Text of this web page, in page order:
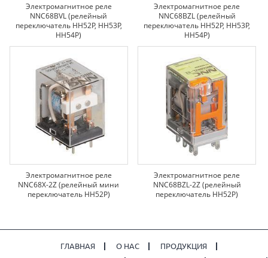
Электромагнитное реле
NNC68BVL (релейный
переключатель HH52P, HH53P,
HH54P)
Электромагнитное реле
NNC68BZL (релейный
переключатель HH52P, HH53P,
HH54P)
Электромагнитное реле
NNC68X-2Z (релейный мини
переключатель HH52P)
Электромагнитное реле
NNC68BZL-2Z (релейный
переключатель HH52P)
ГЛАВНАЯ О НАС
ПРОДУКЦИЯ